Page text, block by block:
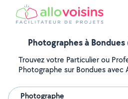
Photographes à
Trouvez votre Particulier ou
Photographe sur Bondues avec
Photographe